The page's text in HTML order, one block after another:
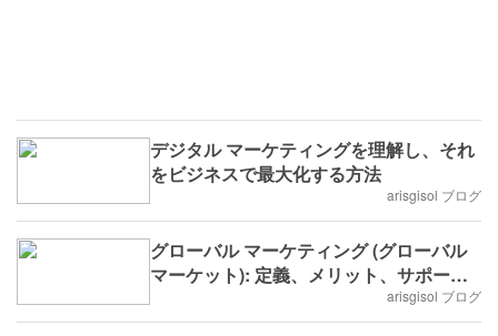
デジタル マーケティングを理解し、それ
をビジネスで最大化する方法
arisgisol ブログ
グローバル マーケティング (グローバル
マーケット): 定義、メリット、サポート
arisgisol ブログ